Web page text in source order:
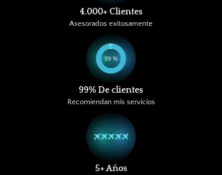
4.000+ Clientes
Asesorados exitosamente
99% De clientes
Recomiendan mis servicios
5+ Años